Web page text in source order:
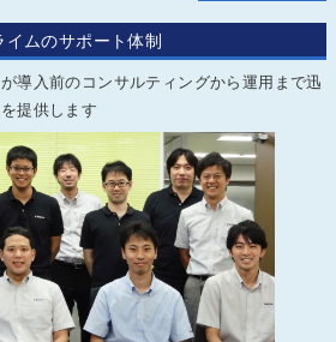
イムのサポート体制
導入前のコンサルティングから運用まで迅
提供します